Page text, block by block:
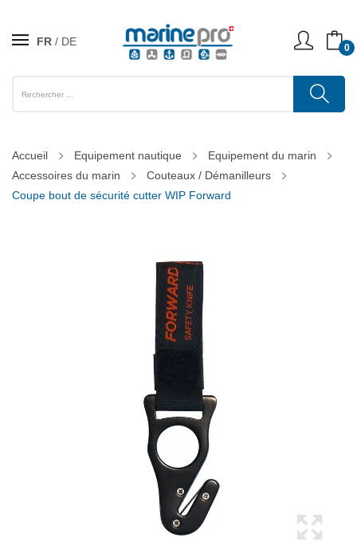
FR DE 0
Accueil Equipement nautique
Equipement du marin
Accessoires du marin
Couteaux / Démanilleurs
Coupe bout de sécurité cutter WIP Forward